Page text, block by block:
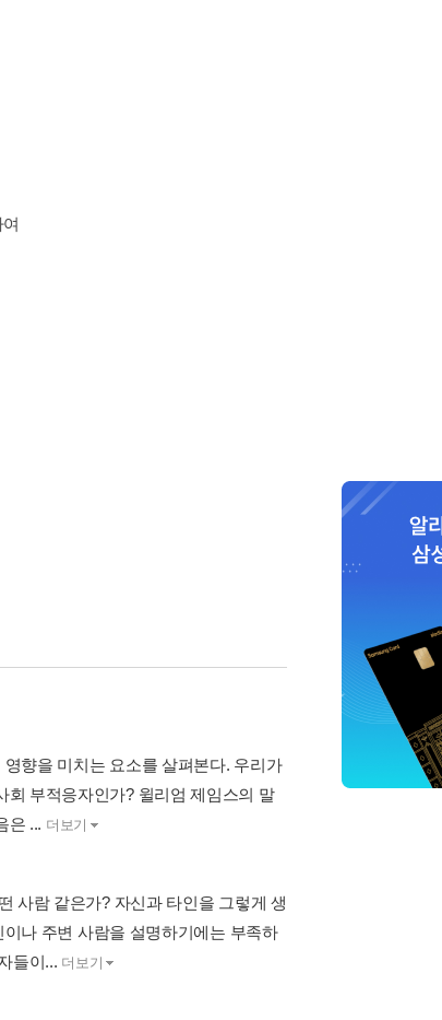
향을 미치는 요소를 살펴본다. 우리가
회 부적응자인가? 윌리엄 제임스의 말
은 ... 더보기
사람 같은가? 자신과 타인을 그렇게 생
이나 주변 사람을 설명하기에는 부족하
들이... 더보기